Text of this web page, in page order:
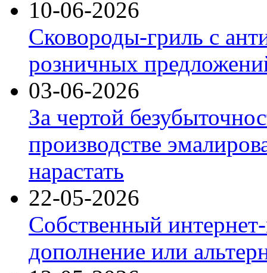
10-06-2026
Сковороды-гриль с
розничных
03-06-2026
За чертой
производстве
нарастать
22-05-2026
Собственный
дополнение или